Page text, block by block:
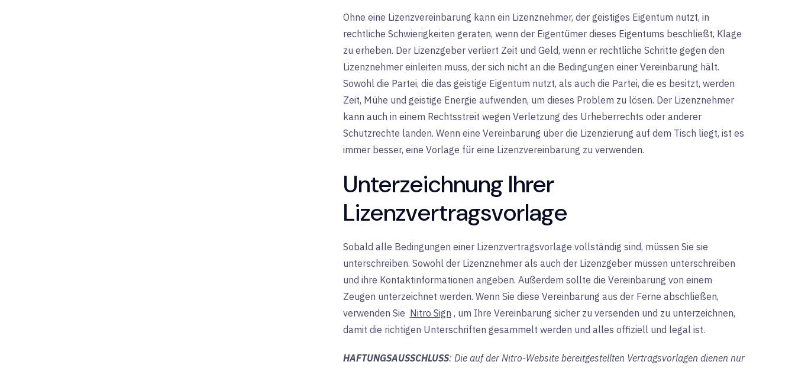
Ohne eine Lizenzvereinbarung kann ein Lizenznehmer, der geistiges Eigentum nutzt, in
rechtliche Schwierigkeiten geraten, wenn der Eigentümer dieses Eigentums beschließt, Klage
zu erheben. Der Lizenzgeber verliert Zeit und Geld, wenn er rechtliche Schritte gegen den
Lizenznehmer einleiten muss, der sich nicht an die Bedingungen einer Vereinbarung hält.
Sowohl die Partei, die das geistige Eigentum nutzt, als auch die Partei, die es besitzt, werden
Zeit, Mühe und geistige Energie aufwenden, um dieses Problem zu lösen. Der Lizenznehmer
kann auch in einem Rechtsstreit wegen Verletzung des Urheberrechts oder anderer
Schutzrechte landen. Wenn eine Vereinbarung über die Lizenzierung auf dem Tisch liegt, ist es
immer besser, eine Vorlage für eine Lizenzvereinbarung zu verwenden.
Unterzeichnung Ihrer
Lizenzvertragsvorlage
Sobald alle Bedingungen einer Lizenzvertragsvorlage vollständig sind, müssen Sie sie
unterschreiben. Sowohl der Lizenznehmer als auch der Lizenzgeber müssen unterschreiben
und ihre Kontaktinformationen angeben. Außerdem sollte die Vereinbarung von einem
Zeugen unterzeichnet werden. Wenn Sie diese Vereinbarung aus der Ferne abschließen,
verwenden Sie Nitro Sign , um Ihre Vereinbarung sicher zu versenden und zu unterzeichnen,
damit die richtigen Unterschriften gesammelt werden und alles offiziell und legal ist.
HAFTUNGSAUSSCHLUSS: Die auf der Nitro-Website bereitgestellten Vertragsvorlagen dienen nur